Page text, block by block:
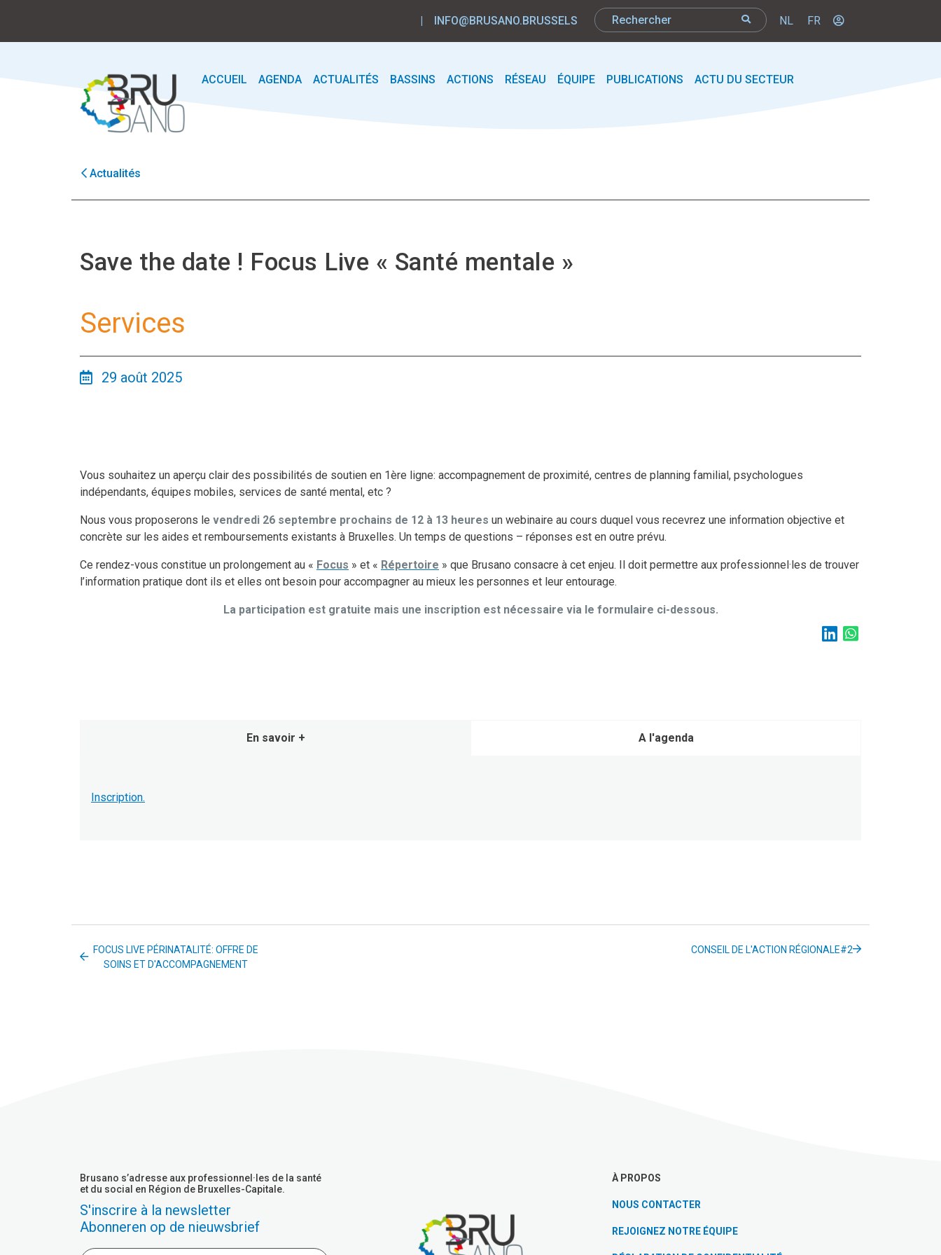
| INFO@BRUSANO.BRUSSELS NL FR
ACCUEIL AGENDA ACTUALITÉS BASSINS ACTIONS RÉSEAU ÉQUIPE PUBLICATIONS ACTU DU SECTEUR
Actualités
Save the date ! Focus Live « Santé mentale »
Services
29 août 2025
Vous souhaitez un aperçu clair des possibilités de soutien en 1ère ligne: accompagnement de proximité, centres de planning familial, psychologues
indépendants, équipes mobiles, services de santé mental, etc ?
Nous vous proposerons le vendredi 26 septembre prochains de 12 à 13 heures un webinaire au cours duquel vous recevrez une information objective et
concrète sur les aides et remboursements existants à Bruxelles. Un temps de questions – réponses est en outre prévu.
Ce rendez-vous constitue un prolongement au « Focus » et « Répertoire » que Brusano consacre à cet enjeu. Il doit permettre aux professionnel·les de trouver
l’information pratique dont ils et elles ont besoin pour accompagner au mieux les personnes et leur entourage.
La participation est gratuite mais une inscription est nécessaire via le formulaire ci-dessous.
En savoir + A l'agenda
Inscription.
FOCUS LIVE PÉRINATALITÉ: OFFRE DE
SOINS ET D'ACCOMPAGNEMENT
CONSEIL DE L'ACTION RÉGIONALE#2
Brusano s’adresse aux professionnel·les de la santé
et du social en Région de Bruxelles-Capitale.
S'inscrire à la newsletter
Abonneren op de nieuwsbrief
À PROPOS
NOUS CONTACTER
REJOIGNEZ NOTRE ÉQUIPE